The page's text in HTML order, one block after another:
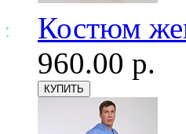
Костюм
960.00 р.